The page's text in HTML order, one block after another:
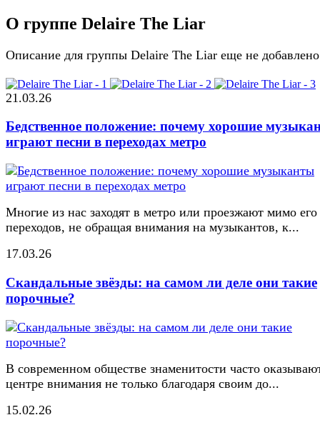
О группе Delaire The Liar
Описание для группы Delaire The Liar еще не добавлено
21.03.26
Бедственное положение: почему хорошие
играют песни в переходах метро
Многие из нас заходят в метро или проезжают мимо его
переходов, не обращая внимания на музыкантов, к...
17.03.26
Скандальные звёзды: на самом ли деле они такие
порочные?
В современном обществе знаменитости часто
центре внимания не только благодаря своим до...
15.02.26